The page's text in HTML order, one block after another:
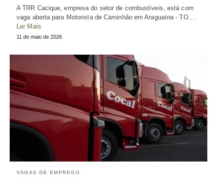
A TRR Cacique, empresa do setor de combustíveis, está com
vaga aberta para Motorista de Caminhão em Araguaína - TO.…
Ler Mais
11 de maio de 2026
VAGAS DE EMPREGO